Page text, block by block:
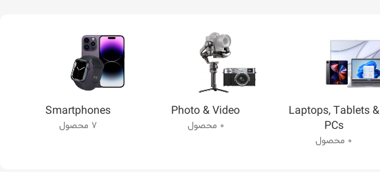
Laptops, Tablets &
PCs
0 محصول
Photo & Video
0 محصول
Smartphones
7 محصول